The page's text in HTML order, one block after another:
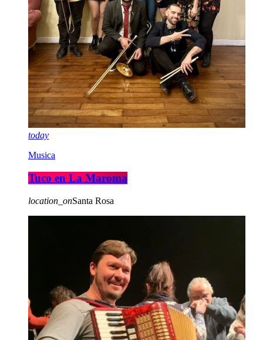
today
Musica
Tuco en La Maroma
location_onSanta Rosa